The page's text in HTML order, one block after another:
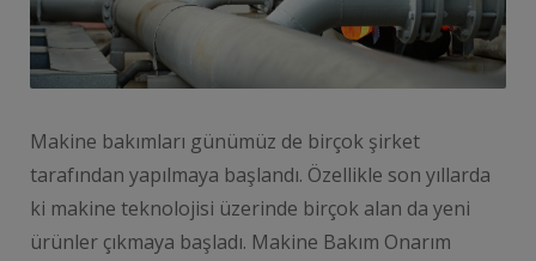
Makine bakımları günümüz de birçok şirket
tarafından yapılmaya başlandı. Özellikle son yıllarda
ki makine teknolojisi üzerinde birçok alan da yeni
ürünler çıkmaya başladı. Makine Bakım Onarım